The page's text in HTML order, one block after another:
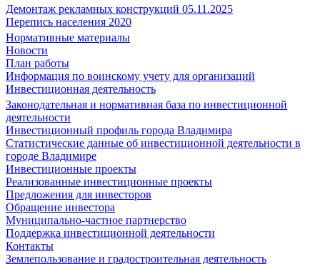
Демонтаж рекламных конструкций 05.11.2025
Перепись населения 2020
Нормативные материалы
Новости
План работы
Информация по воинскому учету для организаций
Инвестиционная деятельность
Законодательная и нормативная база по инвестиционной
деятельности
Инвестиционный профиль города Владимира
Статистические данные об инвестиционной деятельности в
городе Владимире
Инвестиционные проекты
Реализованные инвестиционные проекты
Предложения для инвесторов
Обращение инвестора
Муниципально-частное партнерство
Поддержка инвестиционной деятельности
Контакты
Землепользование и градостроительная деятельность